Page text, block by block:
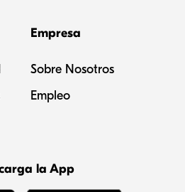
Empresa
Sobre Nosotros
Empleo
la App